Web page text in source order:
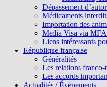
Dépassement
Médicaments
Importation des
Media Visa via
Liens intéressants
République française
Généralités
Les relations franco-
Les accords
Actualités / Événements